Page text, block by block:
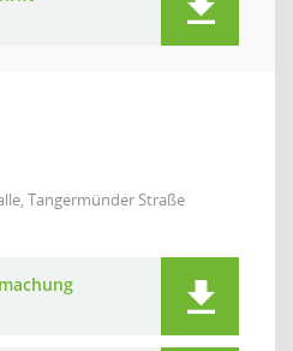
Tangermünder Straße